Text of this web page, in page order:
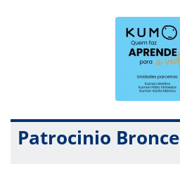
Patrocinio Bronce